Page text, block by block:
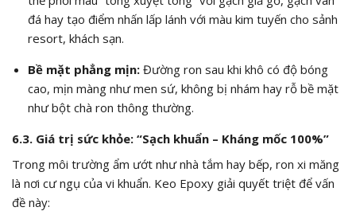
đá hay tạo điểm nhấn lấp lánh với màu kim tuyến cho sảnh
resort, khách sạn.
Bề mặt phẳng mịn:Đường ron sau khi khô có độ bóng
cao, mịn màng như men sứ, không bị nhám hay rỗ bề mặt
như bột chà ron thông thường.
6.3. Giá trị sức khỏe: “Sạch khuẩn – Kháng mốc 100%”
Trong môi trường ẩm ướt như nhà tắm hay bếp, ron xi măng
là nơi cư ngụ của vi khuẩn. Keo Epoxy giải quyết triệt để vấn
đề này: